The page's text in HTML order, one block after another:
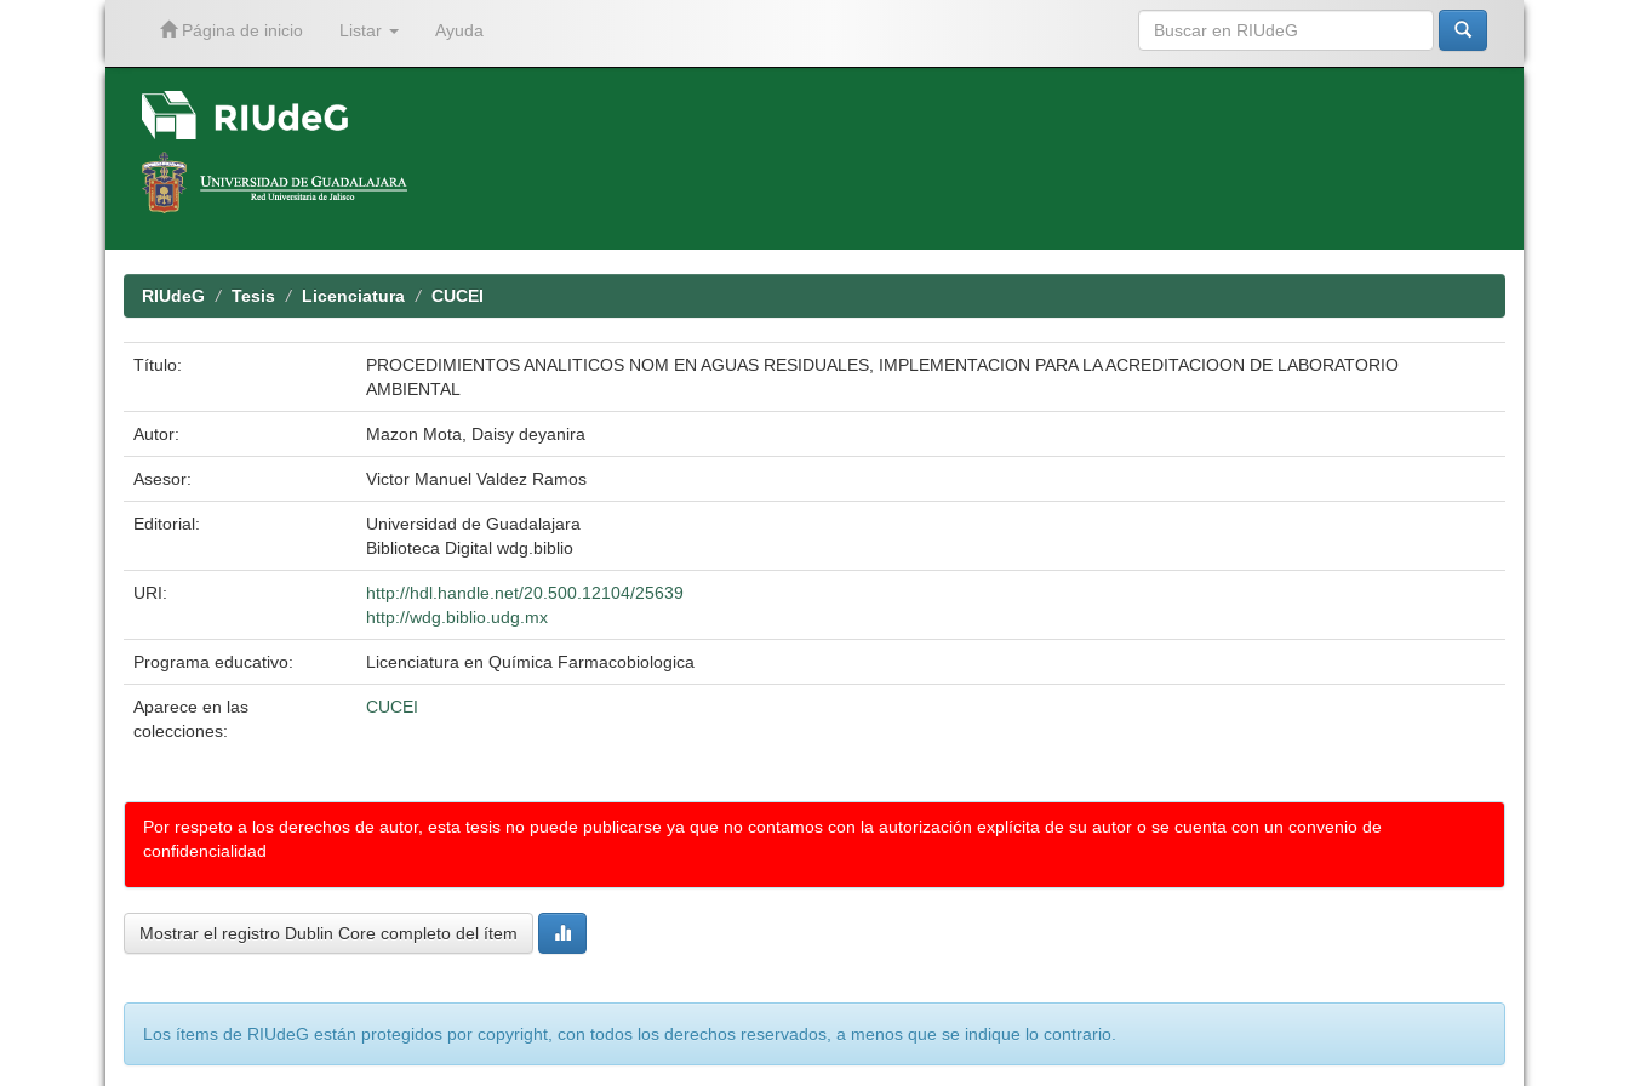
Página de inicio Listar Ayuda
RIUdeG Tesis Licenciatura CUCEI
Título:
PROCEDIMIENTOS ANALITICOS NOM EN AGUAS RESIDUALES, IMPLEMENTACION PARA LA ACREDITACIOON DE LABORATORIO
AMBIENTAL
Autor: Mazon Mota, Daisy deyanira
Asesor: Victor Manuel Valdez Ramos
Editorial:
Universidad de Guadalajara
Biblioteca Digital wdg.biblio
URI:
http://hdl.handle.net/20.500.12104/25639
http://wdg.biblio.udg.mx
Programa educativo: Licenciatura en Química Farmacobiologica
Aparece en las
colecciones:
CUCEI
Por respeto a los derechos de autor, esta tesis no puede publicarse ya que no contamos con la autorización explícita de su autor o se cuenta con un convenio de
confidencialidad
Mostrar el registro Dublin Core completo del ítem
Los ítems de RIUdeG están protegidos por copyright, con todos los derechos reservados, a menos que se indique lo contrario.